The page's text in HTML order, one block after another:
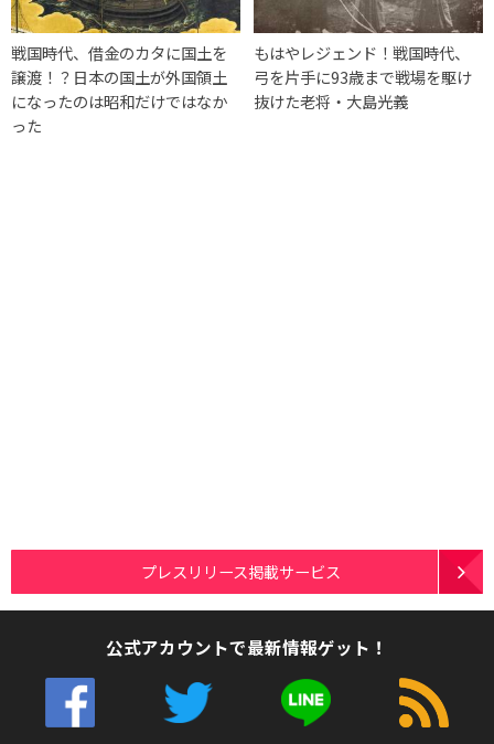
戦国時代、借金のカタに国土を
譲渡！？日本の国土が外国領土
になったのは昭和だけではなか
った
もはやレジェンド！戦国時代、
弓を片手に93歳まで戦場を駆け
抜けた老将・大島光義
プレスリリース掲載サービス
公式アカウントで最新情報ゲット！